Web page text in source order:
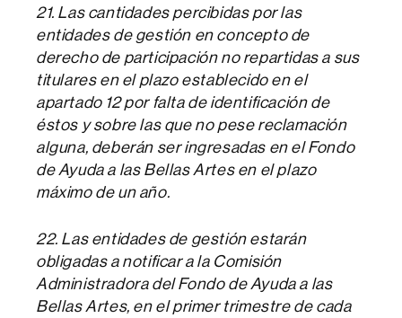
21. Las cantidades percibidas por las
entidades de gestión en concepto de
derecho de participación no repartidas a sus
titulares en el plazo establecido en el
apartado 12 por falta de identificación de
éstos y sobre las que no pese reclamación
alguna, deberán ser ingresadas en el Fondo
de Ayuda a las Bellas Artes en el plazo
máximo de un año.
22. Las entidades de gestión estarán
obligadas a notificar a la Comisión
Administradora del Fondo de Ayuda a las
Bellas Artes, en el primer trimestre de cada